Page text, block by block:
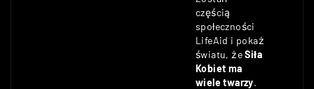
częścią
społeczności
LifeAid i pokaż
światu, żeSiła
Kobiet ma
wiele twarzy.